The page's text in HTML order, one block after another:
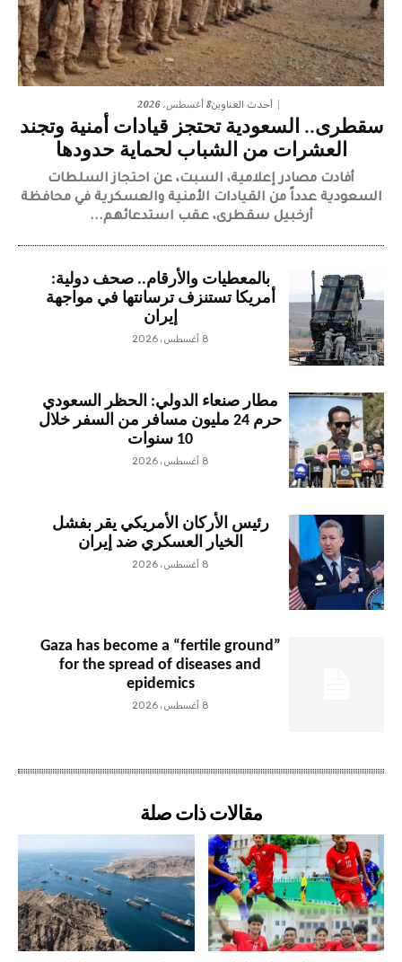
أحدث العناوين8 أغسطس، 2026
سقطرى.. السعودية تحتجز قيادات أمنية وتجند
العشرات من الشباب لحماية حدودها
أفادت مصادر إعلامية، السبت، عن احتجاز السلطات
السعودية عدداً من القيادات الأمنية والعسكرية في محافظة
أرخبيل سقطرى، عقب استدعائهم...
بالمعطيات والأرقام.. صحف دولية:
أمريكا تستنزف ترسانتها في مواجهة
إيران
8 أغسطس، 2026
مطار صنعاء الدولي: الحظر السعودي
حرم 24 مليون مسافر من السفر خلال
10 سنوات
8 أغسطس، 2026
رئيس الأركان الأمريكي يقر بفشل
الخيار العسكري ضد إيران
8 أغسطس، 2026
Gaza has become a “fertile ground”
for the spread of diseases and
epidemics
8 أغسطس، 2026
مقالات ذات صلة